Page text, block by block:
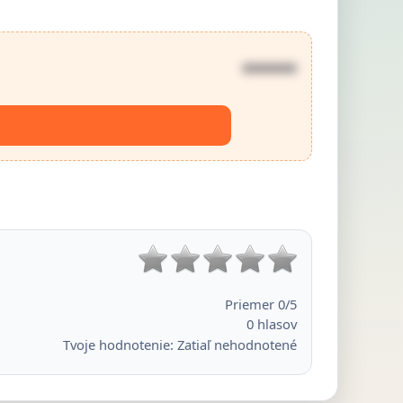
••••••
Priemer 0/5
0 hlasov
Tvoje hodnotenie: Zatiaľ nehodnotené